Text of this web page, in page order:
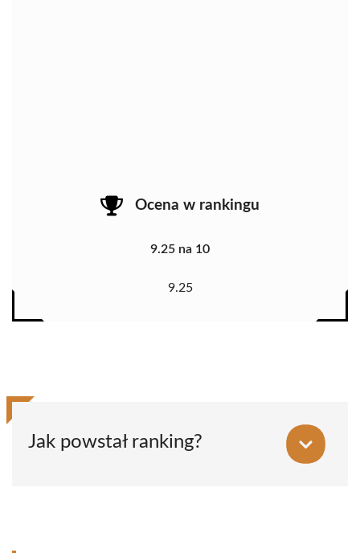
Ocena w rankingu
9.25 na 10
9.25
Jak powstał ranking?